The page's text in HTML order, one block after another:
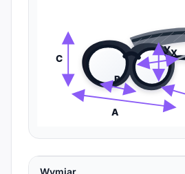
Wymiar